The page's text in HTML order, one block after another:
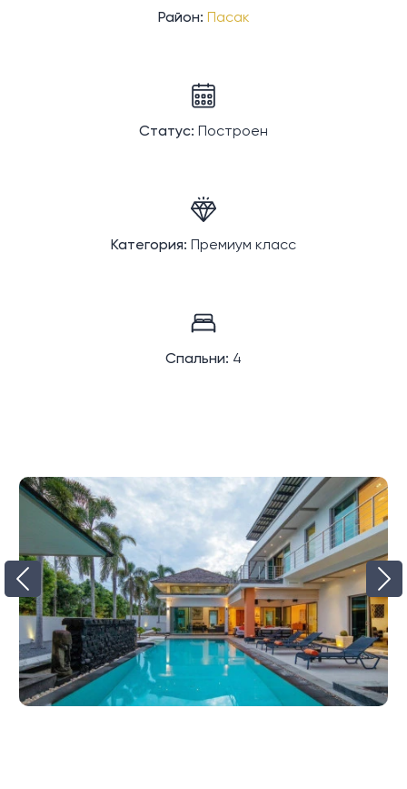
Район: Пасак
Статус: Построен
Категория: Премиум класс
Спальни: 4